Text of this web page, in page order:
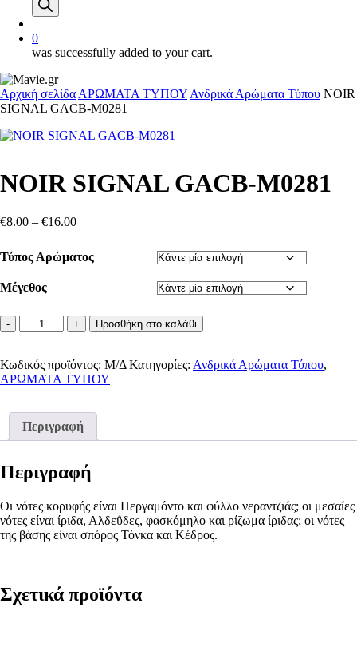
0
was successfully added to your cart.
Αρχική σελίδα ΑΡΩΜΑΤΑ ΤΥΠΟΥ Ανδρικά Αρώματα Τύπου NOIR
SIGNAL GACB-M0281
NOIR SIGNAL GACB-M0281
€8.00 – €16.00Price
through
Τύπος Αρώματος
Μέγεθος
NOIR
SIGNAL
M0281
ποσότητα
Προσθήκη στο καλάθι
Κωδικός προϊόντος: Μ/Δ Κατηγορίες: Ανδρικά Αρώματα Τύπου,
ΑΡΩΜΑΤΑ ΤΥΠΟΥ
Περιγραφή
Περιγραφή
Οι νότες κορυφής είναι Περγαμόντο και φύλλο νεραντζιάς; οι μεσαίες
νότες είναι ίριδα, Αλδεΰδες, φασκόμηλο και ρίζωμα ίριδας; οι νότες
της βάσης είναι σπόρος Τόνκα και Κέδρος.
Σχετικά προϊόντα